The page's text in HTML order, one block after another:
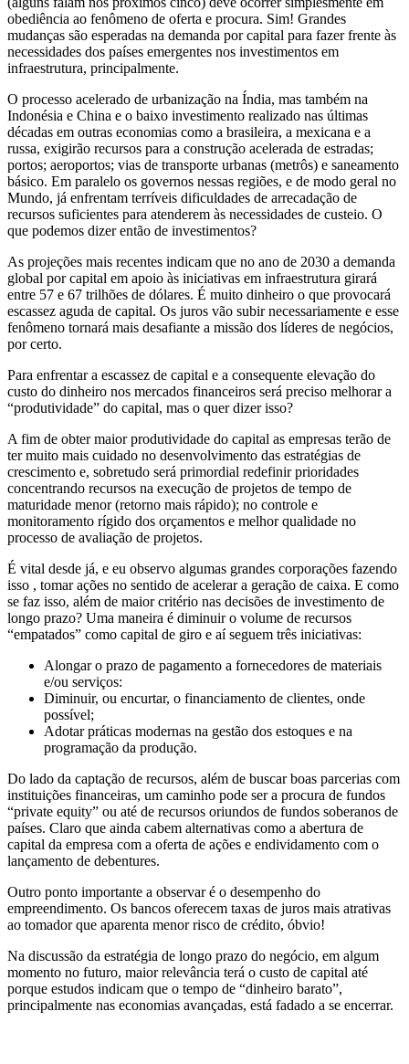
obediência ao fenômeno de oferta e procura. Sim! Grandes
mudanças são esperadas na demanda por capital para fazer frente às
necessidades dos países emergentes nos investimentos em
infraestrutura, principalmente.
O processo acelerado de urbanização na Índia, mas também na
Indonésia e China e o baixo investimento realizado nas últimas
décadas em outras economias como a brasileira, a mexicana e a
russa, exigirão recursos para a construção acelerada de estradas;
portos; aeroportos; vias de transporte urbanas (metrôs) e saneamento
básico. Em paralelo os governos nessas regiões, e de modo geral no
Mundo, já enfrentam terríveis dificuldades de arrecadação de
recursos suficientes para atenderem às necessidades de custeio. O
que podemos dizer então de investimentos?
As projeções mais recentes indicam que no ano de 2030 a demanda
global por capital em apoio às iniciativas em infraestrutura girará
entre 57 e 67 trilhões de dólares. É muito dinheiro o que provocará
escassez aguda de capital. Os juros vão subir necessariamente e esse
fenômeno tornará mais desafiante a missão dos líderes de negócios,
por certo.
Para enfrentar a escassez de capital e a consequente elevação do
custo do dinheiro nos mercados financeiros será preciso melhorar a
“produtividade” do capital, mas o quer dizer isso?
A fim de obter maior produtividade do capital as empresas terão de
ter muito mais cuidado no desenvolvimento das estratégias de
crescimento e, sobretudo será primordial redefinir prioridades
concentrando recursos na execução de projetos de tempo de
maturidade menor (retorno mais rápido); no controle e
monitoramento rígido dos orçamentos e melhor qualidade no
processo de avaliação de projetos.
É vital desde já, e eu observo algumas grandes corporações fazendo
isso , tomar ações no sentido de acelerar a geração de caixa. E como
se faz isso, além de maior critério nas decisões de investimento de
longo prazo? Uma maneira é diminuir o volume de recursos
“empatados” como capital de giro e aí seguem três iniciativas:
Alongar o prazo de pagamento a fornecedores de materiais
e/ou serviços:
Diminuir, ou encurtar, o financiamento de clientes, onde
possível;
Adotar práticas modernas na gestão dos estoques e na
programação da produção.
Do lado da captação de recursos, além de buscar boas parcerias com
instituições financeiras, um caminho pode ser a procura de fundos
“private equity” ou até de recursos oriundos de fundos soberanos de
países. Claro que ainda cabem alternativas como a abertura de
capital da empresa com a oferta de ações e endividamento com o
lançamento de debentures.
Outro ponto importante a observar é o desempenho do
empreendimento. Os bancos oferecem taxas de juros mais atrativas
ao tomador que aparenta menor risco de crédito, óbvio!
Na discussão da estratégia de longo prazo do negócio, em algum
momento no futuro, maior relevância terá o custo de capital até
porque estudos indicam que o tempo de “dinheiro barato”,
principalmente nas economias avançadas, está fadado a se encerrar.